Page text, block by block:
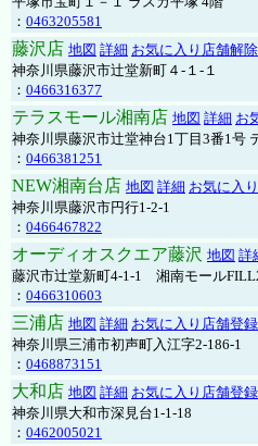
： 0463205581
藤沢店 地図 詳細 お気に入り店舗解除
神奈川県藤沢市辻堂新町４-１-１
： 0466316377
テラスモール湘南店 地図 詳細 お
神奈川県藤沢市辻堂神台1丁目3番1号
： 0466381251
NEW湘南台店 地図 詳細 お気に入
神奈川県藤沢市円行1-2-1
： 0466467822
オーディオスクエア藤沢 地図 詳
藤沢市辻堂新町4-1-1 湘南モール
： 0466310603
三浦店 地図 詳細 お気に入り店舗登録
神奈川県三浦市初声町入江字2-186-1
： 0468873151
大和店 地図 詳細 お気に入り店舗登録
神奈川県大和市深見台1-1-18
： 0462005021